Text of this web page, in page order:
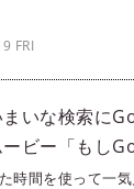
・アニメの中か
プ！ 今回は、ス
」シリーズをご
FRI
いな検索に
ビー「もし
ラン #59】
時間を使って一